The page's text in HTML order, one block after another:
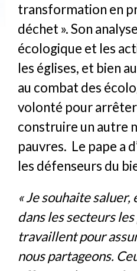
transformation en
déchet ». Son
écologique et les
les églises, et bien
au combat des
volonté pour
construire un autre
pauvres. Le pape a
les défenseurs du
« Je souhaite
dans les secteurs
travaillent pour
nous partageons.